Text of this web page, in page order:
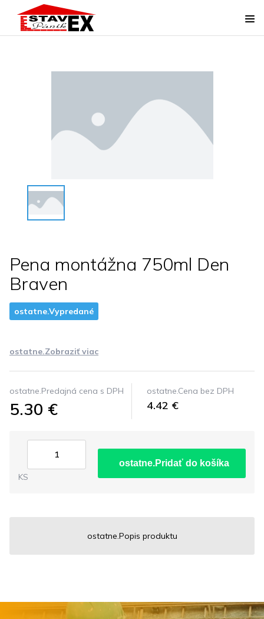
Pena montážna 750ml Den
Braven
ostatne.Vypredané
ostatne.Zobraziť viac
ostatne.Predajná cena s DPH
5.30 €
ostatne.Cena bez DPH
4.42 €
KS
ostatne.Pridať do košíka
ostatne.Popis produktu